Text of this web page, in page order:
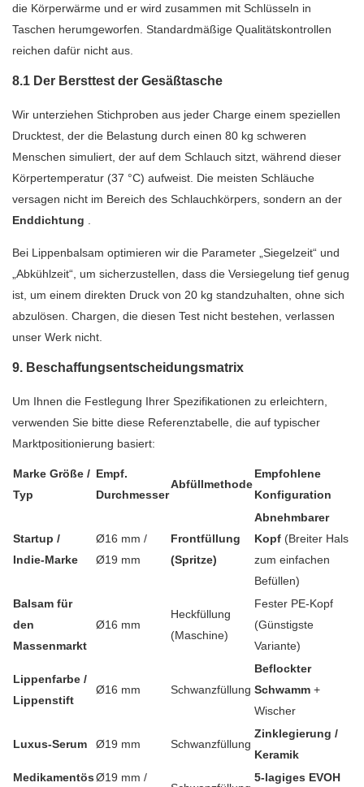
die Körperwärme und er wird zusammen mit Schlüsseln in
Taschen herumgeworfen. Standardmäßige Qualitätskontrollen
reichen dafür nicht aus.
8.1 Der Bersttest der Gesäßtasche
Wir unterziehen Stichproben aus jeder Charge einem speziellen
Drucktest, der die Belastung durch einen 80 kg schweren
Menschen simuliert, der auf dem Schlauch sitzt, während dieser
Körpertemperatur (37 °C) aufweist. Die meisten Schläuche
versagen nicht im Bereich des Schlauchkörpers, sondern an der
Enddichtung
Bei Lippenbalsam optimieren wir die Parameter „Siegelzeit“ und
„Abkühlzeit“, um sicherzustellen, dass die Versiegelung tief genug
ist, um einem direkten Druck von 20 kg standzuhalten, ohne sich
abzulösen. Chargen, die diesen Test nicht bestehen, verlassen
unser Werk nicht.
9. Beschaffungsentscheidungsmatrix
Um Ihnen die Festlegung Ihrer Spezifikationen zu erleichtern,
verwenden Sie bitte diese Referenztabelle, die auf typischer
Marktpositionierung basiert:
Marke Größe /
Typ
Empf.
Durchmesser
Abfüllmethode
Empfohlene
Konfiguration
Startup /
Indie-Marke
Ø16 mm /
Ø19 mm
Frontfüllung
(Spritze)
Abnehmbarer
Kopf (Breiter Hals
zum einfachen
Befüllen)
Balsam für
den
Massenmarkt
Ø16 mm
Heckfüllung
(Maschine)
Fester PE-Kopf
(Günstigste
Variante)
Lippenfarbe /
Lippenstift
Ø16 mm Schwanzfüllung
Beflockter
Schwamm +
Wischer
Luxus-Serum Ø19 mm Schwanzfüllung
Zinklegierung /
Keramik
MedikamentösØ19 mm /
5-lagiges EVOH